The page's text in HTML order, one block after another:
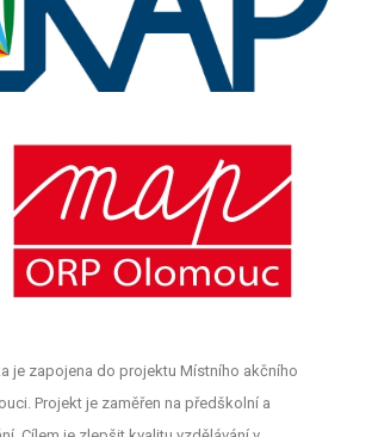
je zapojena do projektu Místního akčního
Projekt je zaměřen na předškolní a